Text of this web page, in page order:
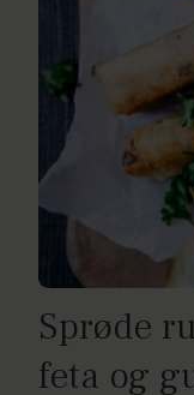
Sprøde
feta og